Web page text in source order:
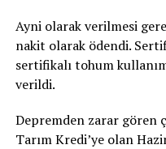
Ayni olarak verilmesi
nakit olarak ödendi.
sertifikalı tohum
verildi.
Depremden zarar gören
Tarım Kredi’ye olan